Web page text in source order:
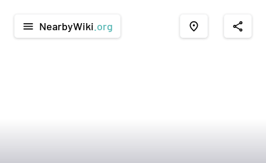
menu NearbyWiki .org place share